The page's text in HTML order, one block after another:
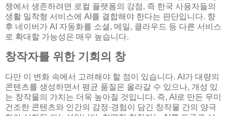
쟁에서 생존하려면 로컬 플랫폼의 강점, 즉 한국 사용자들의
생활 밀착형 서비스에 AI를 결합해야 한다는 판단입니다. 향
후 네이버가 AI 자동화를 소셜, 메일, 클라우드 등 다른 서비스
로 확대할 가능성은 매우 높습니다.
창작자를 위한 기회의 창
다만 이 변화 속에서 고려해야 할 점이 있습니다. AI가 대량의
콘텐츠를 생성하면서 평균 품질은 올라갈 수 있으나, 개성 있
는 창작물의 가치는 더욱 높아질 것입니다. 즉, AI로 만든 무미
건조한 콘텐츠와 인간의 감정·경험이 담긴 창작물 간의 양극